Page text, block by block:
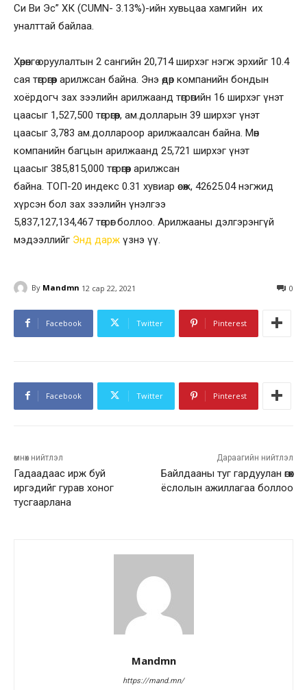
Си Ви Эс” ХК (CUMN- 3.13%)-ийн хувьцаа хамгийн их
уналттай байлаа.
Хөрөнгө оруулалтын 2 сангийн 20,714 ширхэг нэгж эрхийг 10.4
сая төгрөгөөр арилжсан байна. Энэ өдөр компанийн бондын
хоёрдогч зах зээлийн арилжаанд төгрөгийн 16 ширхэг үнэт
цаасыг 1,527,500 төгрөгөөр, ам.долларын 39 ширхэг үнэт
цаасыг 3,783 ам.доллароор арилжаалсан байна. Мөн
компанийн багцын арилжаанд 25,721 ширхэг үнэт
цаасыг 385,815,000 төгрөгөөр арилжсан
байна. ТOП-20 индекс 0.31 хувиар өсөж, 42625.04 нэгжид
хүрсэн бол зах зээлийн үнэлгээ
5,837,127,134,467 төгрөг боллоо. Арилжааны дэлгэрэнгүй
мэдээллийг Энд дарж үзнэ үү.
By Mandmn 12 сар 22, 2021 0
Facebook Twitter Pinterest
Facebook Twitter Pinterest
өмнөх нийтлэл
Гадаадаас ирж буй
иргэдийг гурав хоног
тусгаарлана
Дараагийн нийтлэл
Байлдааны туг гардуулан өгөх
ёслолын ажиллагаа боллоо
Mandmn
https://mand.mn/